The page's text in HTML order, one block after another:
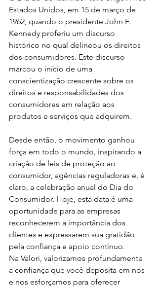
Estados Unidos, em 15 de março de
1962, quando o presidente John F.
Kennedy proferiu um discurso
histórico no qual delineou os direitos
dos consumidores. Este discurso
marcou o início de uma
conscientização crescente sobre os
direitos e responsabilidades dos
consumidores em relação aos
produtos e serviços que adquirem.
Desde então, o movimento ganhou
força em todo o mundo, inspirando a
criação de leis de proteção ao
consumidor, agências reguladoras e, é
claro, a celebração anual do Dia do
Consumidor. Hoje, esta data é uma
oportunidade para as empresas
reconhecerem a importância dos
clientes e expressarem sua gratidão
pela confiança e apoio contínuo.
Na Valori, valorizamos profundamente
a confiança que você deposita em nós
e nos esforçamos para oferecer